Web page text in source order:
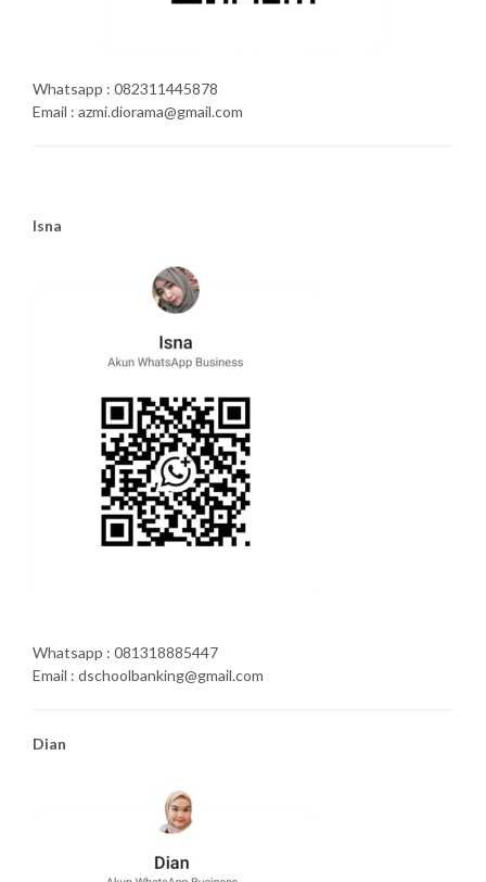
Whatsapp : 082311445878
Email : azmi.diorama@gmail.com
Isna
Whatsapp : 081318885447
Email : dschoolbanking@gmail.com
Dian